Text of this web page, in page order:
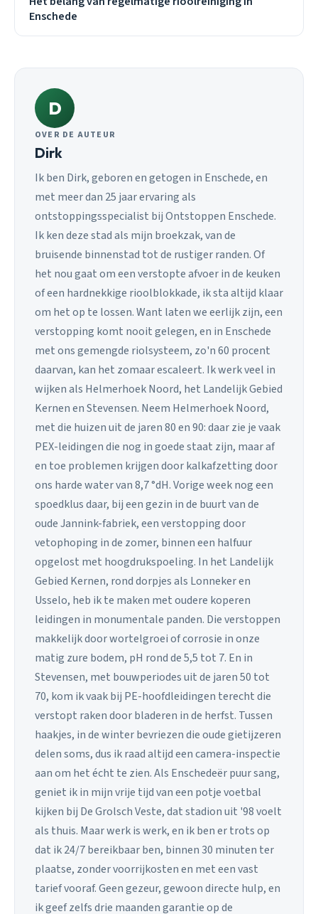
Enschede
D
OVER DE AUTEUR
Dirk
Ik ben Dirk, geboren en getogen in Enschede, en
met meer dan 25 jaar ervaring als
ontstoppingsspecialist bij Ontstoppen Enschede.
Ik ken deze stad als mijn broekzak, van de
bruisende binnenstad tot de rustiger randen. Of
het nou gaat om een verstopte afvoer in de keuken
of een hardnekkige rioolblokkade, ik sta altijd klaar
om het op te lossen. Want laten we eerlijk zijn, een
verstopping komt nooit gelegen, en in Enschede
met ons gemengde riolsysteem, zo'n 60 procent
daarvan, kan het zomaar escaleert. Ik werk veel in
wijken als Helmerhoek Noord, het Landelijk Gebied
Kernen en Stevensen. Neem Helmerhoek Noord,
met die huizen uit de jaren 80 en 90: daar zie je vaak
PEX-leidingen die nog in goede staat zijn, maar af
en toe problemen krijgen door kalkafzetting door
ons harde water van 8,7 °dH. Vorige week nog een
spoedklus daar, bij een gezin in de buurt van de
oude Jannink-fabriek, een verstopping door
vetophoping in de zomer, binnen een halfuur
opgelost met hoogdrukspoeling. In het Landelijk
Gebied Kernen, rond dorpjes als Lonneker en
Usselo, heb ik te maken met oudere koperen
leidingen in monumentale panden. Die verstoppen
makkelijk door wortelgroei of corrosie in onze
matig zure bodem, pH rond de 5,5 tot 7. En in
Stevensen, met bouwperiodes uit de jaren 50 tot
70, kom ik vaak bij PE-hoofdleidingen terecht die
verstopt raken door bladeren in de herfst. Tussen
haakjes, in de winter bevriezen die oude gietijzeren
delen soms, dus ik raad altijd een camera-inspectie
aan om het écht te zien. Als Enschedeër puur sang,
geniet ik in mijn vrije tijd van een potje voetbal
kijken bij De Grolsch Veste, dat stadion uit '98 voelt
als thuis. Maar werk is werk, en ik ben er trots op
dat ik 24/7 bereikbaar ben, binnen 30 minuten ter
plaatse, zonder voorrijkosten en met een vast
tarief vooraf. Geen gezeur, gewoon directe hulp, en
ik geef zelfs drie maanden garantie op de